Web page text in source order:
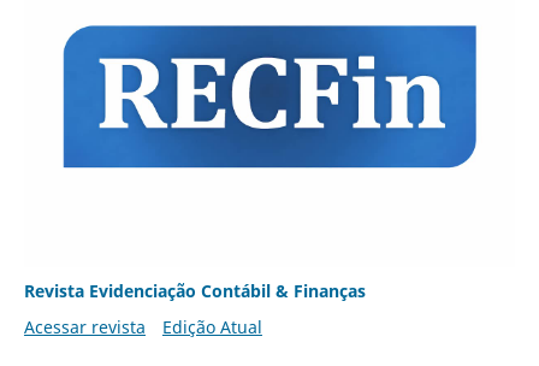
Revista Evidenciação Contábil & Finanças
Acessar revista
Edição Atual